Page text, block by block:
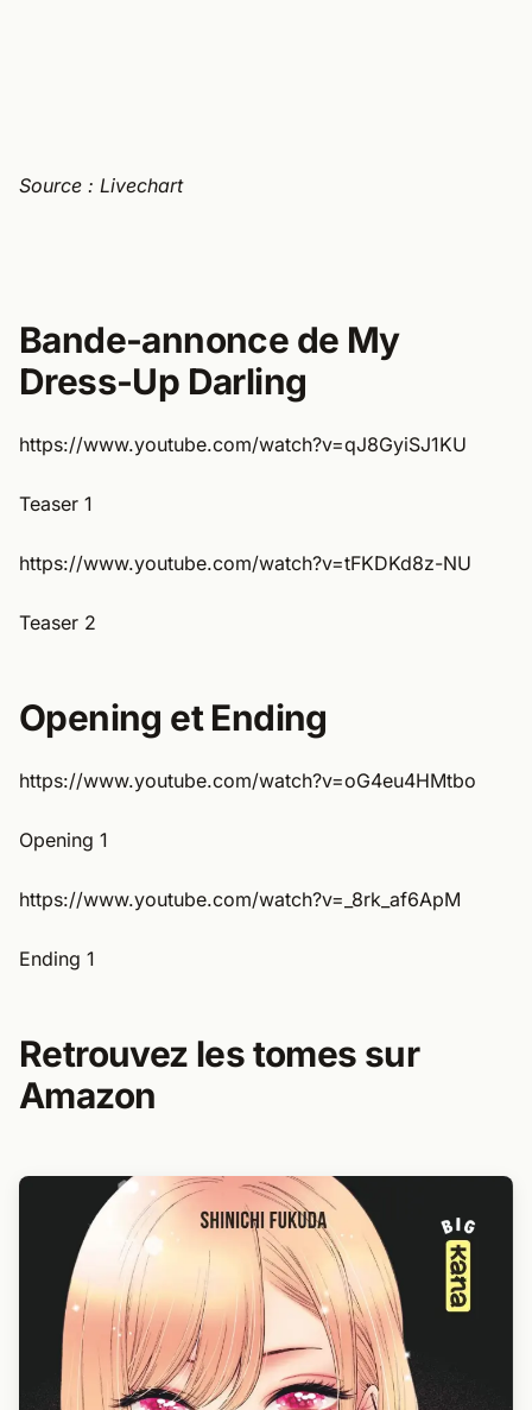
Source : Livechart
Bande-annonce de My
Dress-Up Darling
https://www.youtube.com/watch?v=qJ8GyiSJ1KU
Teaser 1
https://www.youtube.com/watch?v=tFKDKd8z-NU
Teaser 2
Opening et Ending
https://www.youtube.com/watch?v=oG4eu4HMtbo
Opening 1
https://www.youtube.com/watch?v=_8rk_af6ApM
Ending 1
Retrouvez les tomes sur
Amazon